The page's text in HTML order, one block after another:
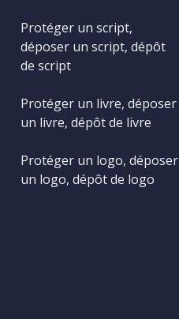
Protéger un script,
déposer un script, dépôt
de script
Protéger un livre, déposer
un livre, dépôt de livre
Protéger un logo, déposer
un logo, dépôt de logo